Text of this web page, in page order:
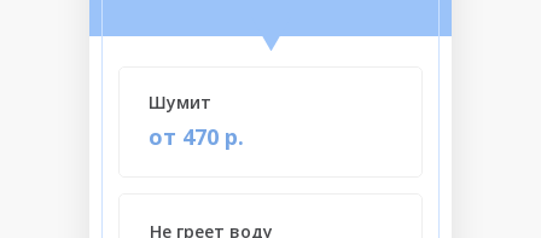
от 470 р.
Шумит
Не греет воду